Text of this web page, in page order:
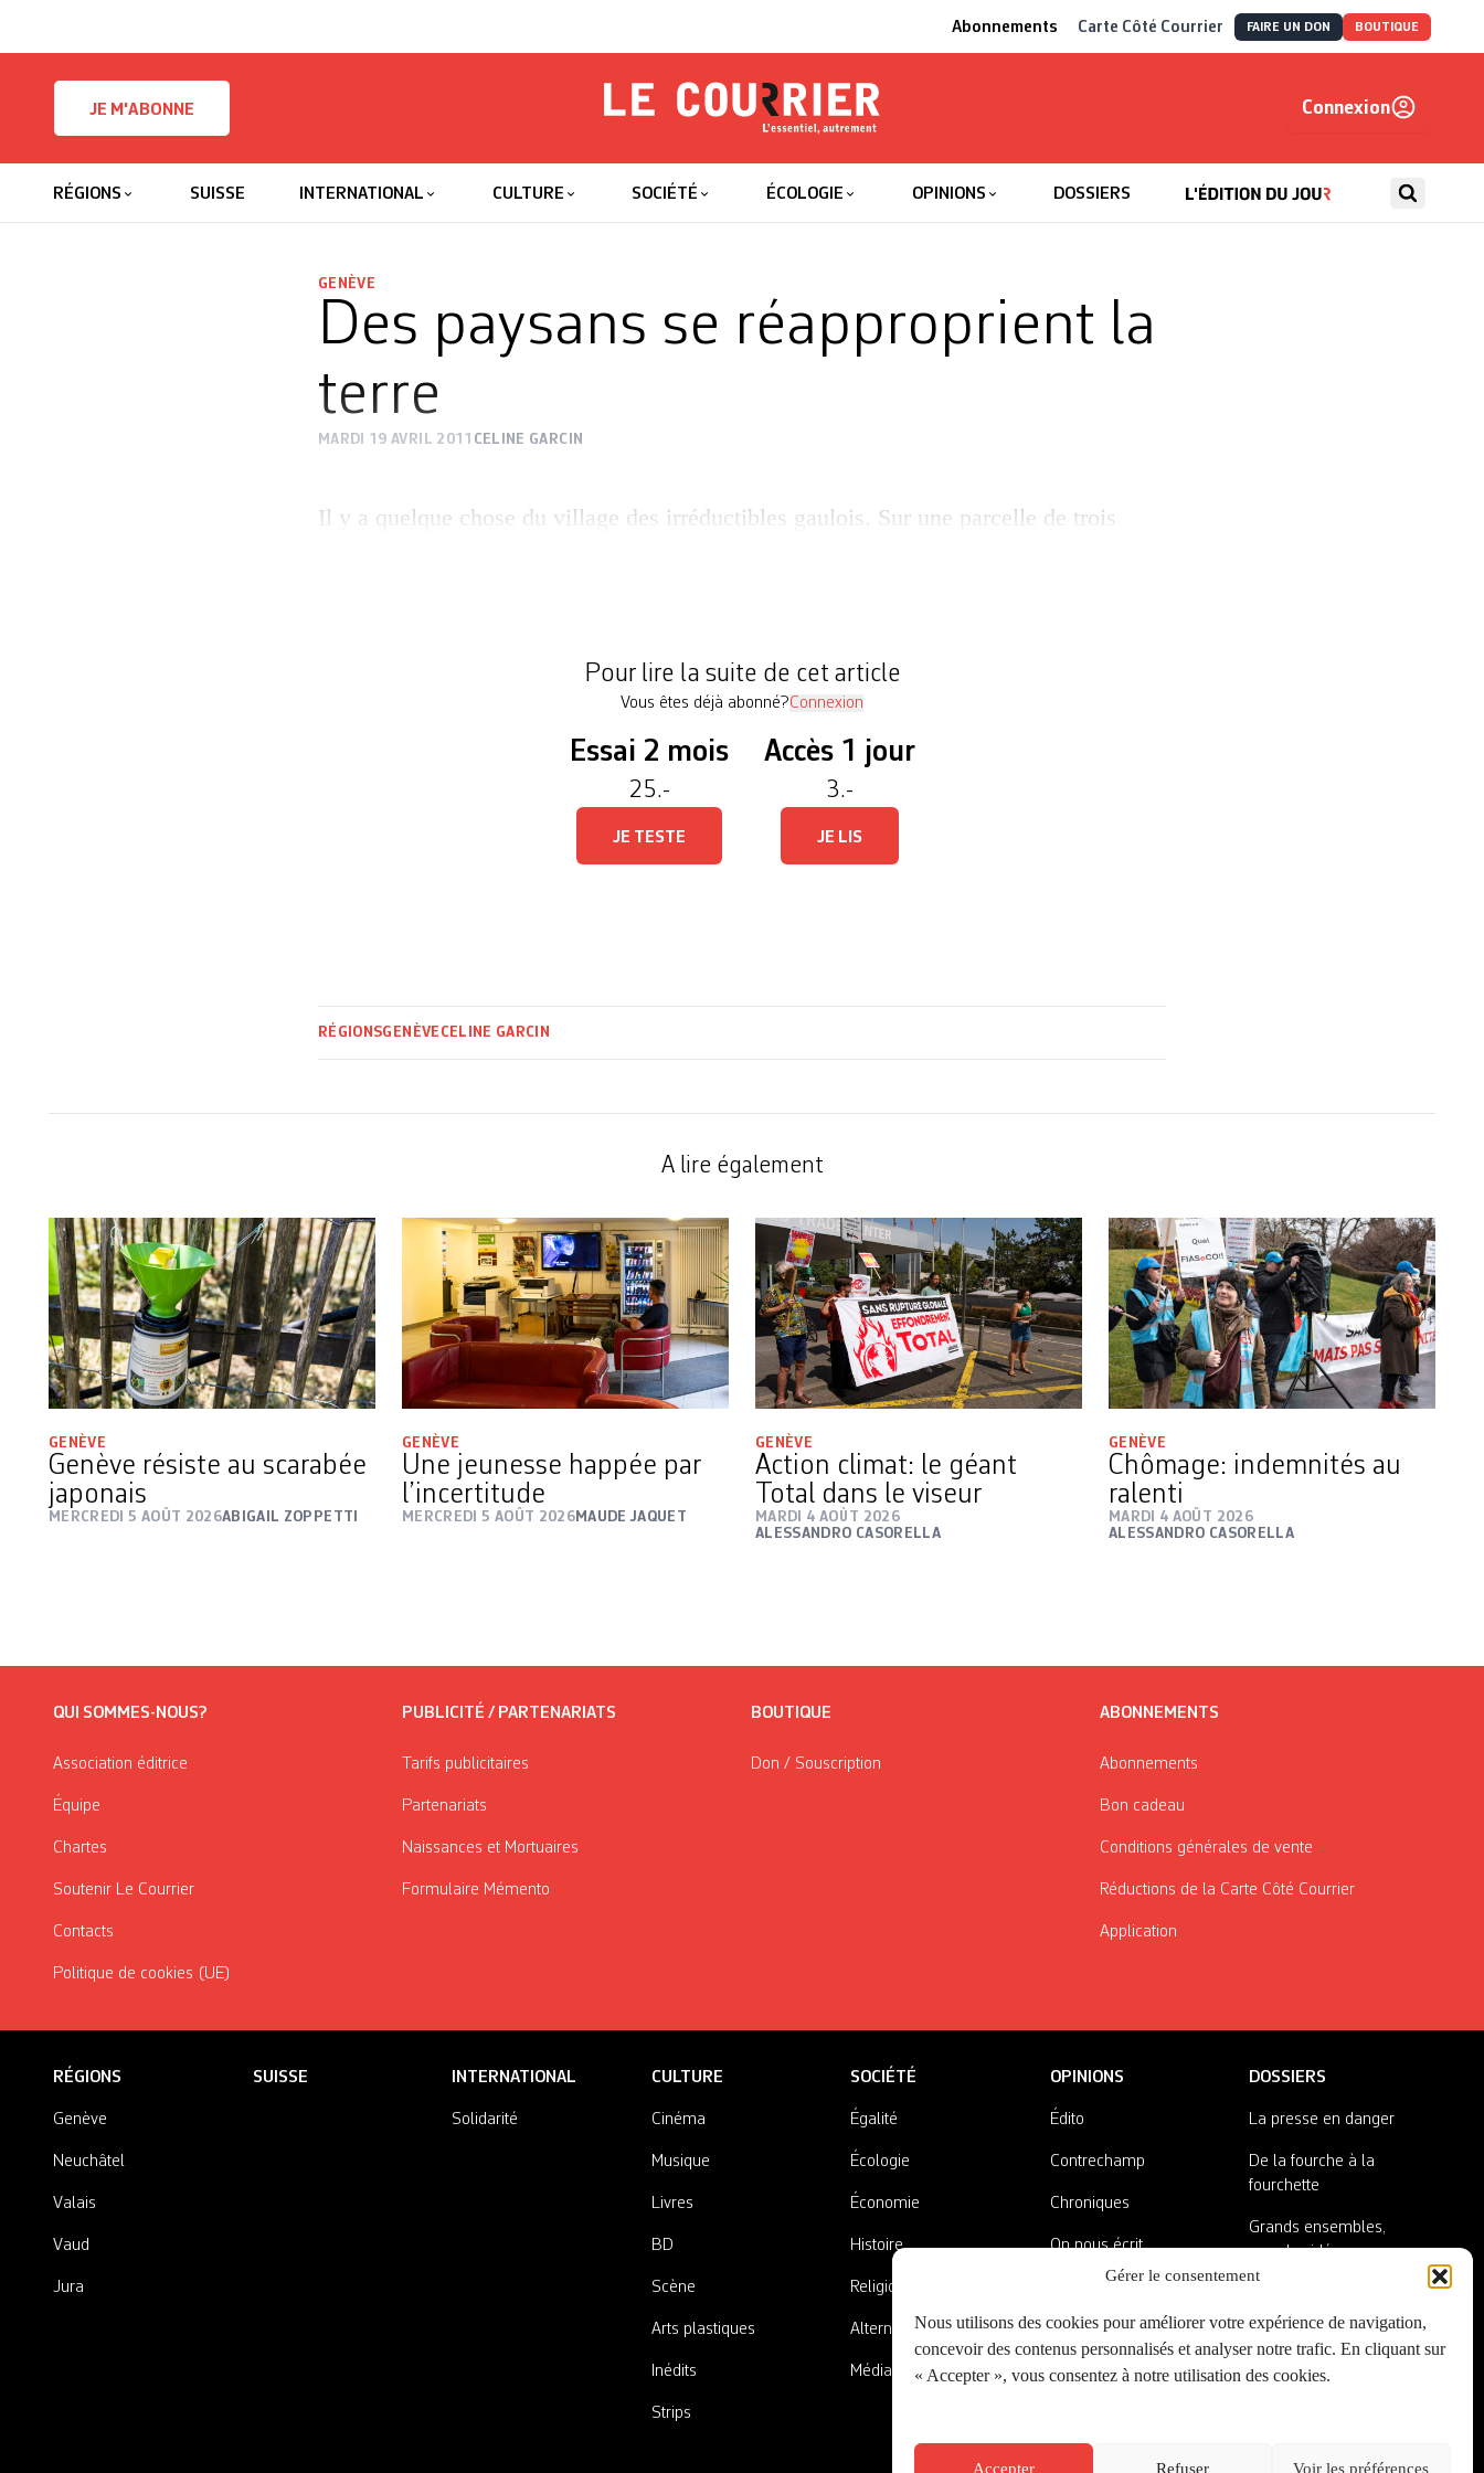
Gérer le consentement
Nous utilisons des cookies pour améliorer votre expérience de navigation,
concevoir des contenus personnalisés et analyser notre trafic. En cliquant sur
« Accepter », vous consentez à notre utilisation des cookies.
Accepter Refuser Voir les préférences
Abonnements Carte Côté Courrier FAIRE UN DON BOUTIQUE
JE M'ABONNE
Le Courrier
Connexion
RÉGIONS SUISSE INTERNATIONAL CULTURE SOCIÉTÉ ÉCOLOGIE OPINIONS DOSSIERS
GENÈVE
Des paysans se réapproprient la
terre
MARDI 19 AVRIL 2011 CELINE GARCIN
Il y a quelque chose du village des irréductibles gaulois. Sur une parcelle de trois
Pour lire la suite de cet article
Vous êtes déjà abonné?Connexion
Essai 2 mois
25.-
JE TESTE
Accès 1 jour
3.-
JE LIS
RÉGIONSGENÈVE CELINE GARCIN
A lire également
GENÈVE
Genève résiste au scarabée
japonais
MERCREDI 5 AOÛT 2026ABIGAIL ZOPPETTI
GENÈVE
Une jeunesse happée par
l’incertitude
MERCREDI 5 AOÛT 2026 MAUDE JAQUET
GENÈVE
Action climat: le géant
Total dans le viseur
MARDI 4 AOÛT 2026
ALESSANDRO CASORELLA
GENÈVE
Chômage: indemnités au
ralenti
MARDI 4 AOÛT 2026
ALESSANDRO CASORELLA
QUI SOMMES-NOUS?
Association éditrice
Équipe
Chartes
Soutenir Le Courrier
Contacts
Politique de cookies (UE)
PUBLICITÉ / PARTENARIATS
Tarifs publicitaires
Partenariats
Naissances et Mortuaires
Formulaire Mémento
BOUTIQUE
Don / Souscription
ABONNEMENTS
Abonnements
Bon cadeau
Conditions générales de vente
Réductions de la Carte Côté Courrier
Application
RÉGIONS
Genève
Neuchâtel
Valais
Vaud
Jura
SUISSE INTERNATIONAL
Solidarité
CULTURE
Cinéma
Musique
Livres
BD
Scène
Arts plastiques
Inédits
Strips
SOCIÉTÉ
Égalité
Écologie
Économie
Histoire
Religions
Alternatives
Médias
OPINIONS
Édito
Contrechamp
Chroniques
On nous écrit
A côté de la plaque
DOSSIERS
La presse en danger
De la fourche à la
fourchette
Grands ensembles,
grandes idées